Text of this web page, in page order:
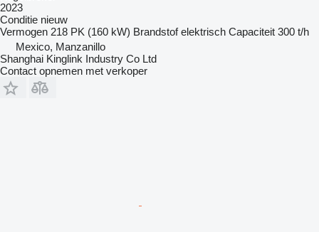
2023
Conditie nieuw
Vermogen 218 PK (160 kW) Brandstof elektrisch Capaciteit 300 t/h
Mexico, Manzanillo
Shanghai Kinglink Industry Co Ltd
Contact opnemen met verkoper